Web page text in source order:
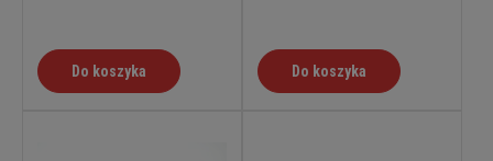
Do koszyka Do koszyka